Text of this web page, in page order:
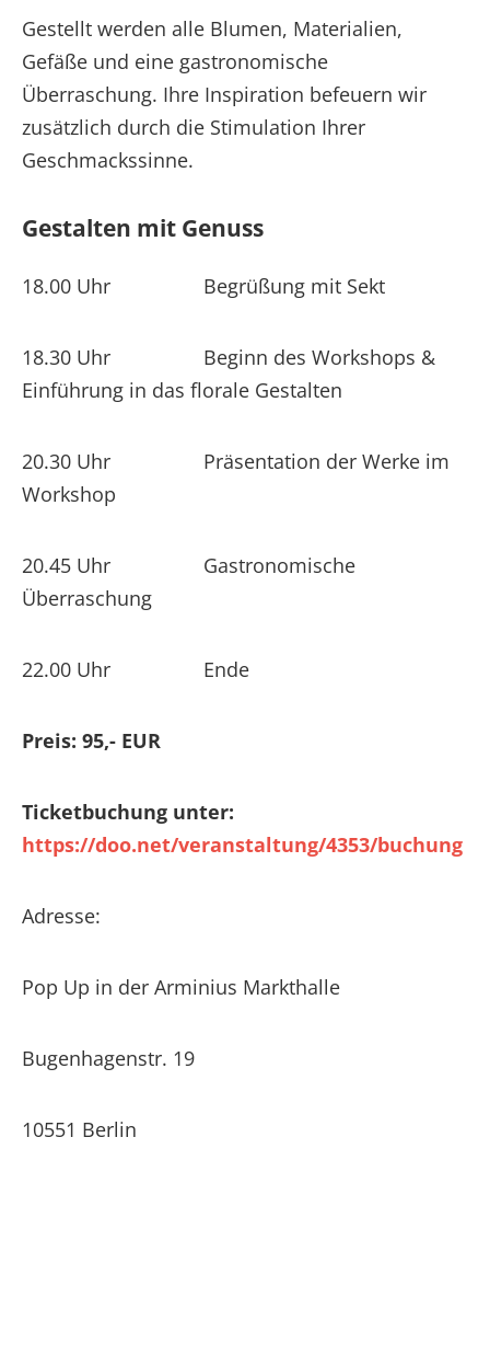
Gestellt werden alle Blumen, Materialien,
Gefäße und eine gastronomische
Überraschung. Ihre Inspiration befeuern wir
zusätzlich durch die Stimulation Ihrer
Geschmackssinne.
Gestalten mit Genuss
18.00 Uhr Begrüßung mit Sekt
18.30 Uhr Beginn des Workshops &
Einführung in das florale Gestalten
20.30 Uhr Präsentation der Werke im
Workshop
20.45 Uhr Gastronomische
Überraschung
22.00 Uhr Ende
Preis: 95,- EUR
Ticketbuchung unter:
https://doo.net/veranstaltung/4353/buchung
Adresse:
Pop Up in der Arminius Markthalle
Bugenhagenstr. 19
10551 Berlin